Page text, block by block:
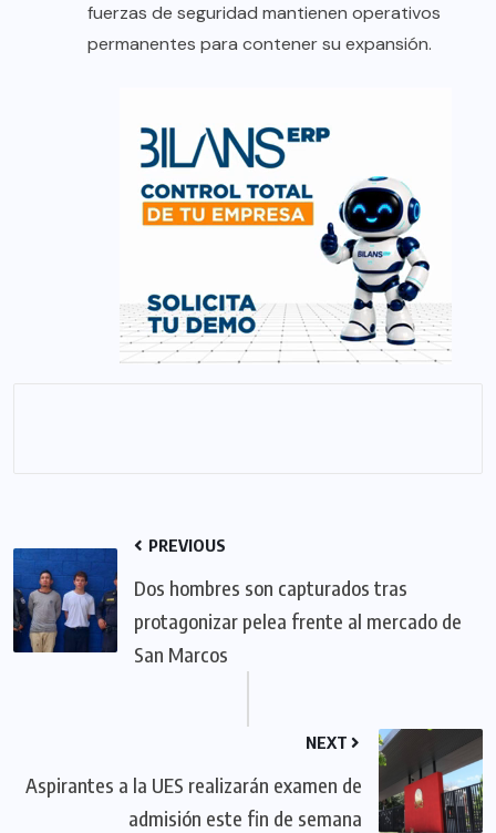
fuerzas de seguridad mantienen operativos
permanentes para contener su expansión.
PREVIOUS
Dos hombres son capturados tras
protagonizar pelea frente al mercado de
San Marcos
NEXT
Aspirantes a la UES realizarán examen de
admisión este fin de semana